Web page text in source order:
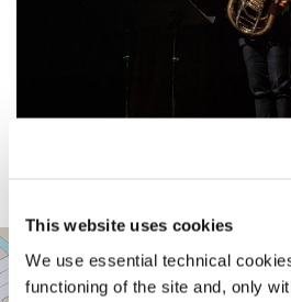
This website uses cookies
We use essential technical
functioning of the site and, only
TEATRO
PICCOLO
ARSENALE